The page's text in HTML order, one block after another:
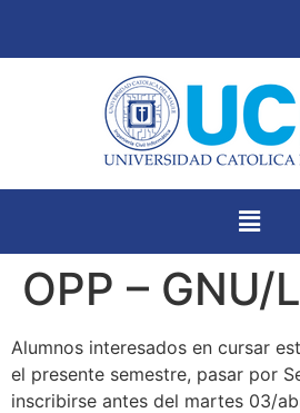
OPP – GNU/
Alumnos interesados en cursar
el presente semestre, pasar por
inscribirse antes del martes 03/